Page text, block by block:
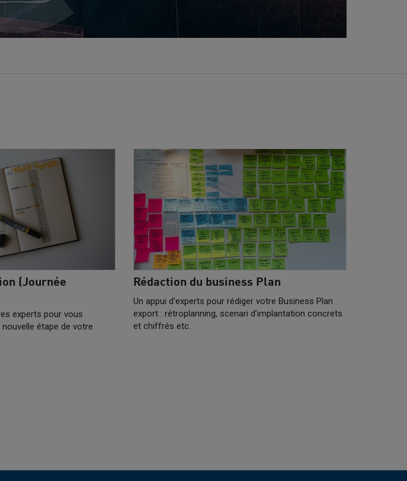
(Journée
experts pour vous
étape de votre
Rédaction du business Plan
Un appui d'experts pour rédiger votre Business Plan
export : rétroplanning, scenari d’implantation concrets
et chiffrés etc.